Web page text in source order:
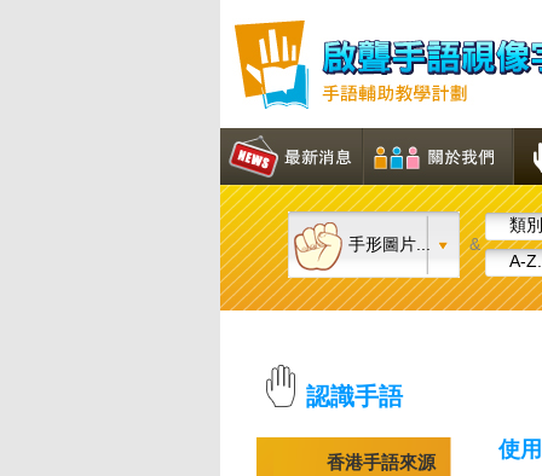
手形圖片... &
類
A-
認識手語
香港手語來源
使